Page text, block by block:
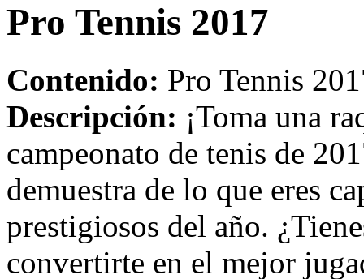
Pro Tennis 2017
Contenido: Pro Tennis
Descripción: ¡Toma una
campeonato de tenis de
demuestra de lo que eres
prestigiosos del año.
convertirte en el mejor